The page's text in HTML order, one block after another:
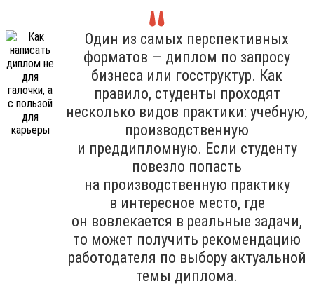
Один из самых перспективных
форматов — диплом по запросу
бизнеса или госструктур. Как
правило, студенты проходят
несколько видов практики: учебную,
производственную
и преддипломную. Если студенту
повезло попасть
на производственную практику
в интересное место, где
он вовлекается в реальные задачи,
то может получить рекомендацию
работодателя по выбору актуальной
темы диплома.